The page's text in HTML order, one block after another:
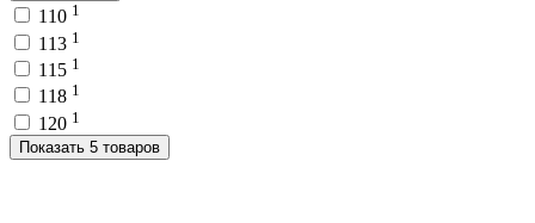
110 1
113 1
115 1
118 1
120 1
Показать 5 товаров